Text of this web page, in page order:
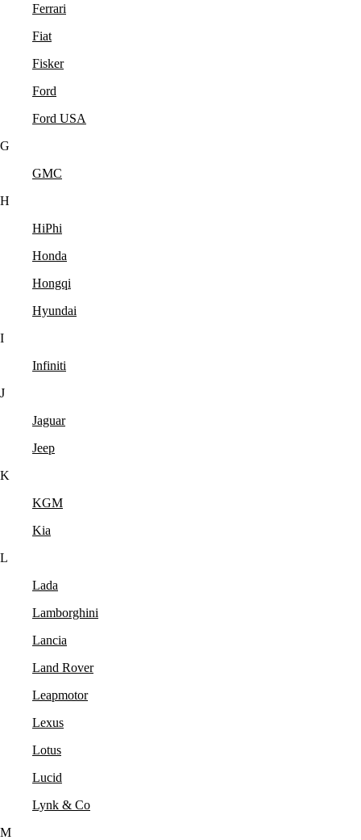
Ferrari
Fiat
Fisker
Ford
Ford USA
G
GMC
H
HiPhi
Honda
Hongqi
Hyundai
I
Infiniti
J
Jaguar
Jeep
K
KGM
Kia
L
Lada
Lamborghini
Lancia
Land Rover
Leapmotor
Lexus
Lotus
Lucid
Lynk & Co
M